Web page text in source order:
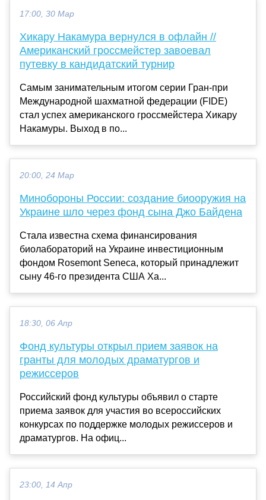
17:00, 30 Мар
Хикару Накамура вернулся в офлайн //
Американский гроссмейстер завоевал
путевку в кандидатский турнир
Самым занимательным итогом серии Гран-при
Международной шахматной федерации (FIDE)
стал успех американского гроссмейстера Хикару
Накамуры. Выход в по...
20:00, 24 Мар
Минобороны России: создание биооружия на
Украине шло через фонд сына Джо Байдена
Стала известна схема финансирования
биолабораторий на Украине инвестиционным
фондом Rosemont Seneca, который принадлежит
сыну 46-го президента США Ха...
18:30, 06 Апр
Фонд культуры открыл прием заявок на
гранты для молодых драматургов и
режиссеров
Российский фонд культуры объявил о старте
приема заявок для участия во всероссийских
конкурсах по поддержке молодых режиссеров и
драматургов. На офиц...
23:00, 14 Апр